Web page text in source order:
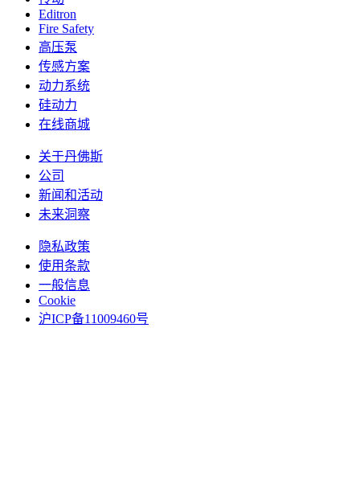
Editron
Fire Safety
高压泵
传感方案
动力系统
硅动力
在线商城
关于丹佛斯
公司
新闻和活动
未来洞察
隐私政策
使用条款
一般信息
Cookie
沪ICP备11009460号